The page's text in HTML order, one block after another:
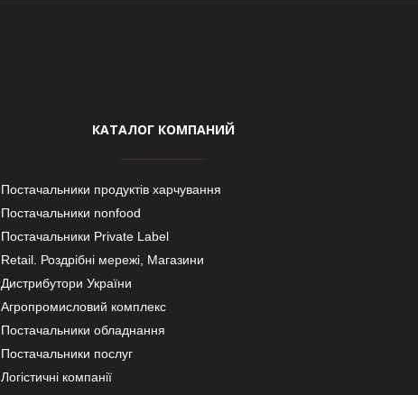
КАТАЛОГ КОМПАНИЙ
Постачальники продуктів харчування
Постачальники nonfood
Постачальники Private Label
Retail. Роздрібні мережі, Магазини
Дистрибутори України
Агропромисловий комплекс
Постачальники обладнання
Постачальники послуг
Логістичні компанії